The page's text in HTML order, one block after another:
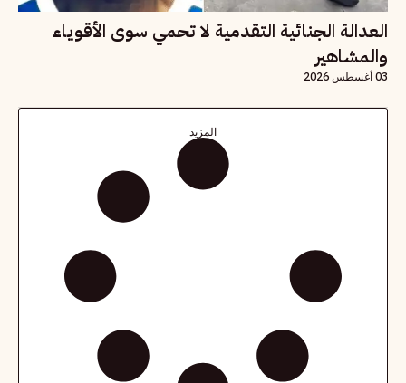
العدالة الجنائية التقدمية لا تحمي سوى الأقوياء
والمشاهير
03 أغسطس 2026
المزيد